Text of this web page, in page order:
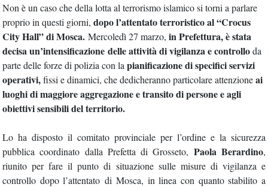
Non è un caso che della lotta al terrorismo islamico si torni a parlare
proprio in questi giorni, dopo l’attentato terroristico al “Crocus
City Hall” di Mosca. Mercoledì 27 marzo, in Prefettura, è stata
decisa un’intensificazione delle attività di vigilanza e controlloda
parte delle forze di polizia con la pianificazione di specifici servizi
operativi,fissi e dinamici, che dedicheranno particolare attenzioneai
luoghi di maggiore aggregazione e transito di persone e agli
obiettivi sensibili del territorio.
Lo ha disposto il comitato provinciale per l’ordine e la sicurezza
pubblica coordinato dalla Prefetta di Grosseto, Paola Berardino,
riunito per fare il punto di situazione sulle misure di vigilanza e
controllo dopo l’attentato di Mosca, in linea con quanto stabilito a